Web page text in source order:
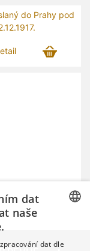
do Prahy pod
GERMAN
dat
naše
dat dle